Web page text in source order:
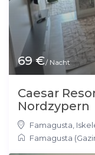
69 €/ Nacht
Caesar
Nordzypern
Famagusta
Famagusta